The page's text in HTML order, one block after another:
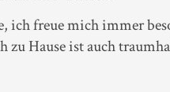
ich freue mich immer
zu Hause ist auch